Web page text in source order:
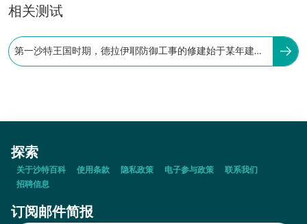
相关测试
第一沙特王国时期，德拉伊耶防御工事的修建始于某年建造
探索
关于沙特百科 使用条款 隐私政策 电子参与政策
联系我们
招聘信息
订阅邮件简报